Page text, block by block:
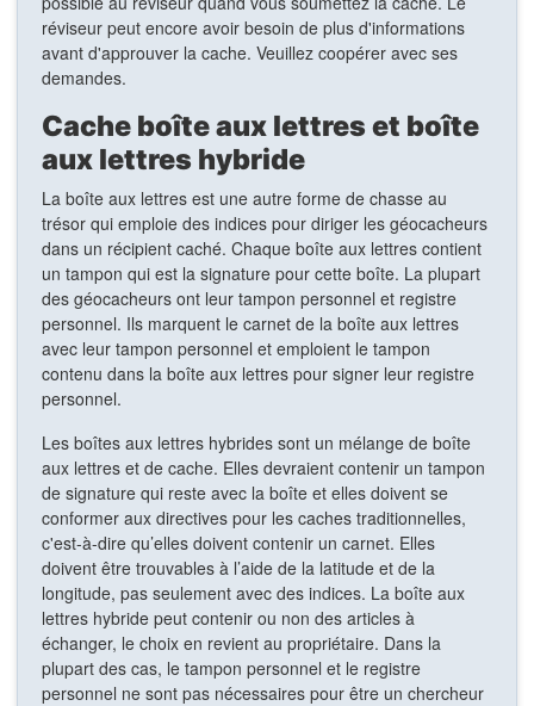
réviseur peut encore avoir besoin de plus d'informations
avant d'approuver la cache. Veuillez coopérer avec ses
demandes.
Cache boîte aux lettres et boîte
aux lettres hybride
La boîte aux lettres est une autre forme de chasse au
trésor qui emploie des indices pour diriger les géocacheurs
dans un récipient caché. Chaque boîte aux lettres contient
un tampon qui est la signature pour cette boîte. La plupart
des géocacheurs ont leur tampon personnel et registre
personnel. Ils marquent le carnet de la boîte aux lettres
avec leur tampon personnel et emploient le tampon
contenu dans la boîte aux lettres pour signer leur registre
personnel.
Les boîtes aux lettres hybrides sont un mélange de boîte
aux lettres et de cache. Elles devraient contenir un tampon
de signature qui reste avec la boîte et elles doivent se
conformer aux directives pour les caches traditionnelles,
c'est-à-dire qu’elles doivent contenir un carnet. Elles
doivent être trouvables à l’aide de la latitude et de la
longitude, pas seulement avec des indices. La boîte aux
lettres hybride peut contenir ou non des articles à
échanger, le choix en revient au propriétaire. Dans la
plupart des cas, le tampon personnel et le registre
personnel ne sont pas nécessaires pour être un chercheur